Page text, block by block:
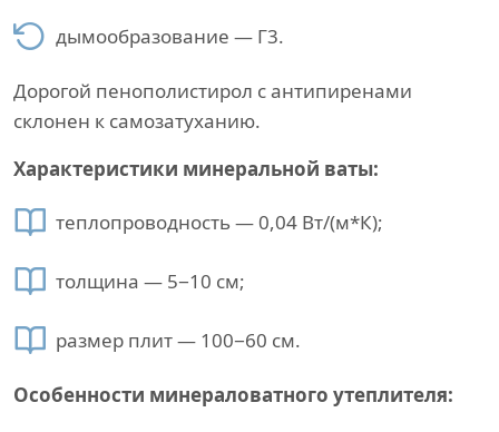
дымообразование — Г3.
Дорогой пенополистирол с антипиренами
склонен к самозатуханию.
Характеристики минеральной ваты:
теплопроводность — 0,04 Вт/(м*К);
толщина — 5−10 см;
размер плит — 100−60 см.
Особенности минераловатного утеплителя: